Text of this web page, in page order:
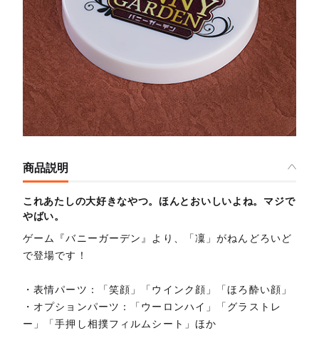
商品説明
これあたしの大好きなやつ。ほんとおいしいよね。マジで
やばい。
ゲーム『バニーガーデン』より、「凜」がねんどろいど
で登場です！
・表情パーツ：「笑顔」「ウインク顔」「ほろ酔い顔」
・オプションパーツ：「ウーロンハイ」「グラストレ
ー」「手押し相撲フィルムシート」ほか